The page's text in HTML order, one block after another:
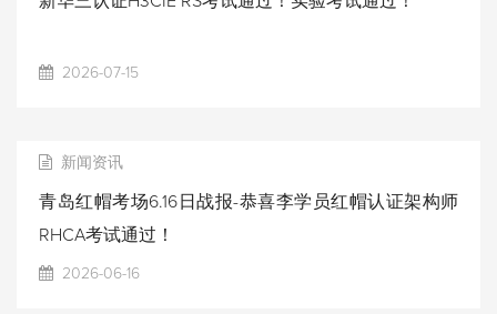
2026-07-15
新闻资讯
青岛红帽考场6.16日战报-恭喜李学员红帽认证架构师
RHCA考试通过！
2026-06-16